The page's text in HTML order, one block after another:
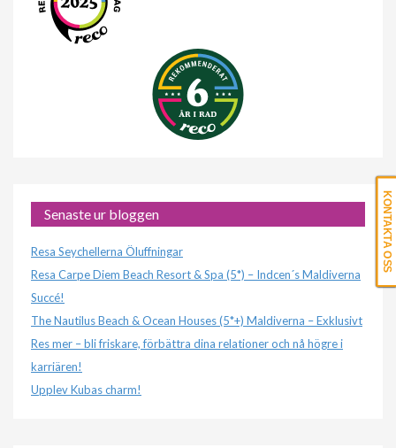
Senaste ur bloggen
Resa Seychellerna Öluffningar
Resa Carpe Diem Beach Resort & Spa (5*) – Indcen´s Maldiverna
Succé!
The Nautilus Beach & Ocean Houses (5*+) Maldiverna – Exklusivt
Res mer – bli friskare, förbättra dina relationer och nå högre i
karriären!
Upplev Kubas charm!
KONTAKTA OSS